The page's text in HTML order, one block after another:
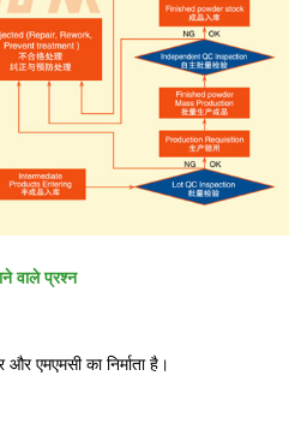
वाले प्रश्न
एमएमसी का निर्माता है।